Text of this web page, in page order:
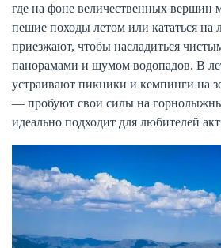
где на фоне величественных вершин
пешие походы летом или кататься
приезжают, чтобы насладиться
панорамами и шумом водопадов. В
устраивают пикники и кемпинги на
— пробуют свои силы на
идеально подходит для любителей